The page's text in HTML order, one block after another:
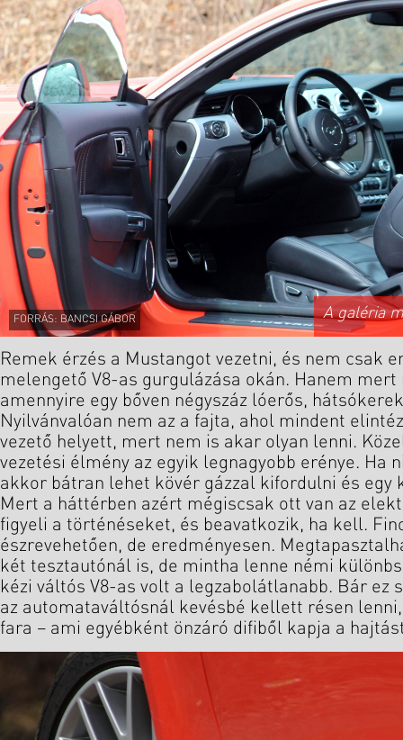
FORRÁS: BANCSI GÁBOR A galéria
Remek érzés a Mustangot vezetni, és nem csak
melengető V8-as gurgulázása okán. Hanem mert
amennyire egy bőven négyszáz lóerős,
Nyilvánvalóan nem az a fajta, ahol mindent
vezető helyett, mert nem is akar olyan lenni.
vezetési élmény az egyik legnagyobb erénye. Ha
akkor bátran lehet kövér gázzal kifordulni és egy
Mert a háttérben azért mégiscsak ott van az
figyeli a történéseket, és beavatkozik, ha kell.
észrevehetően, de eredményesen.
két tesztautónál is, de mintha lenne némi
kézi váltós V8-as volt a legzabolátlanabb. Bár ez
az automataváltósnál kevésbé kellett résen
fara – ami egyébként önzáró difiből kapja a